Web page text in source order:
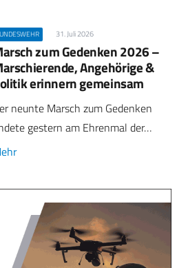
31. Juli 2026
zum Gedenken 2026 –
Angehörige &
erinnern gemeinsam
neunte Marsch zum Gedenken
gestern am Ehrenmal der…